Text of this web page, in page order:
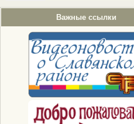
Важные ссылки